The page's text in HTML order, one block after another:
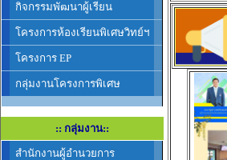
กิจกรรมพัฒนาผู้เรียน
โครงการห้องเรียนพิเศษวิทย์ฯ
โครงการ EP
กลุ่มงานโครงการพิเศษ
:: กลุ่มงาน::
สำนักงานผู้อำนวยการ